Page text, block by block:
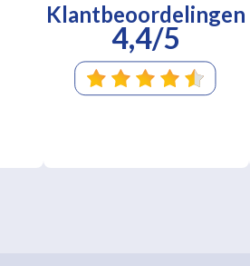
Klantbeoordelingen
4,4/5